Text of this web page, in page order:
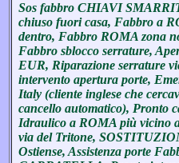
Sos fabbro CHIAVI
chiuso fuori casa, Fabbro a
dentro, Fabbro ROMA zona
Fabbro sblocco serrature,
EUR, Riparazione serrature
intervento apertura porte,
Italy (cliente inglese che
cancello automatico), Pronto
Idraulico a ROMA più vicino
via del Tritone,
Ostiense, Assistenza porte